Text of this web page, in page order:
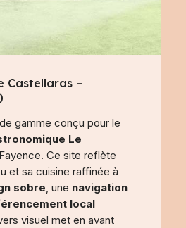
Castellaras –
gamme conçu pour le
Le
Ce site reflète
et sa cuisine raffinée à
sobre, une navigation
local
visuel met en avant